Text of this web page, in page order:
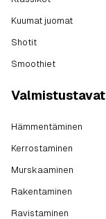
Kuumat juomat
Shotit
Smoothiet
Valmistustavat
Hämmentäminen
Kerrostaminen
Murskaaminen
Rakentaminen
Ravistaminen